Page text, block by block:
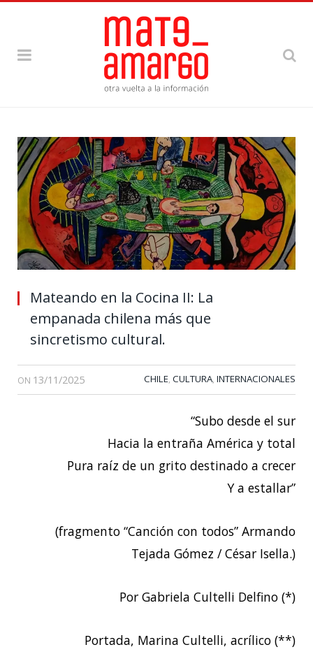
Mateando en la Cocina II: La
empanada chilena más que
sincretismo cultural.
ON 13/11/2025 CHILE, CULTURA, INTERNACIONALES
“Subo desde el sur
Hacia la entraña América y total
Pura raíz de un grito destinado a crecer
Y a estallar”
(fragmento “Canción con todos” Armando
Tejada Gómez / César Isella.)
Por Gabriela Cultelli Delfino (*)
Portada, Marina Cultelli, acrílico (**)